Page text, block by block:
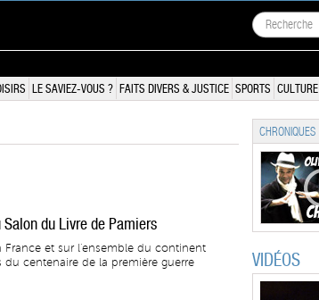
LE SAVIEZ-VOUS ? FAITS DIVERS & JUSTICE SPORTS CULTURE
du Livre de Pamiers
France et sur l'ensemble du continent
centenaire de la première guerre
CHRONIQUES
VIDÉOS